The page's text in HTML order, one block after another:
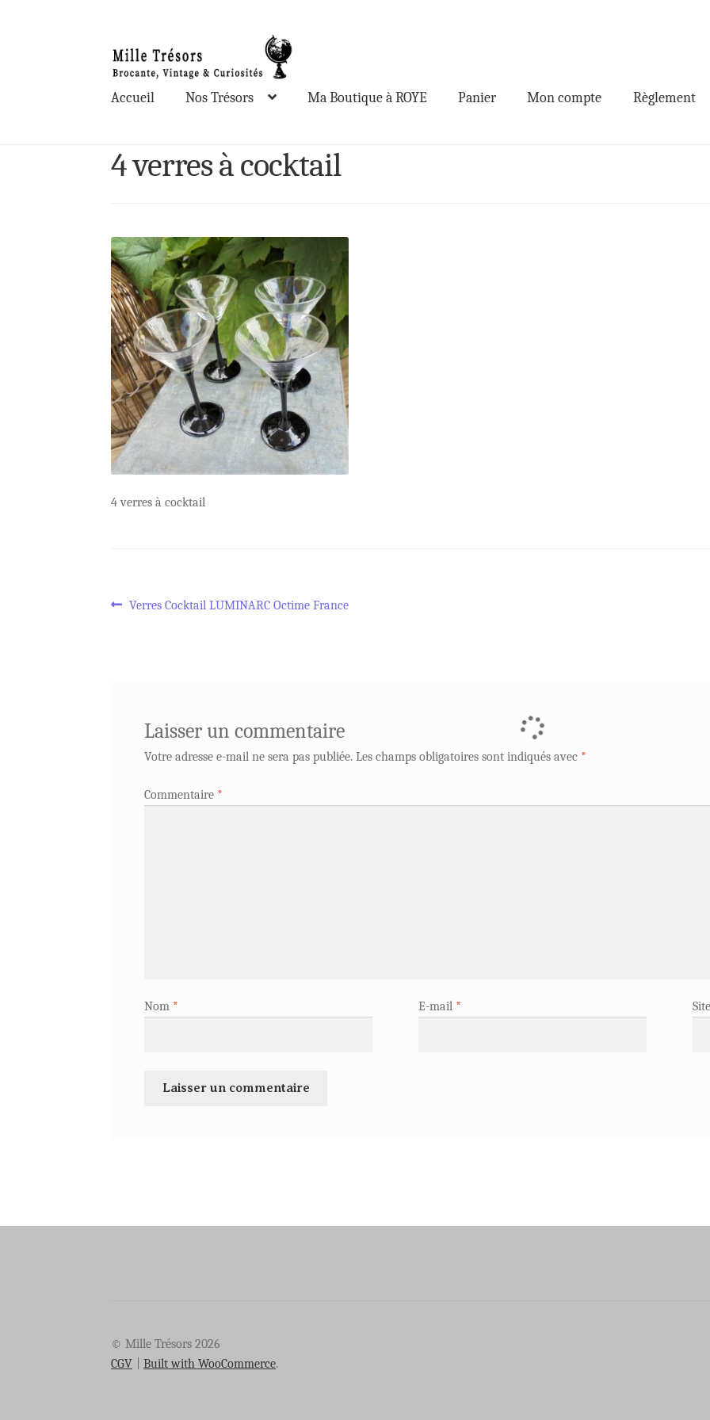
à
la
navigation
au
contenu
Accueil Nos Trésors Ma Boutique à ROYE Panier Mon compte Règlement
4 verres à cocktail
4 verres à cocktail
Navigation
Article
Verres Cocktail LUMINARC Octime France
Laisser un commentaire
Votre adresse e-mail ne sera pas publiée. Les champs obligatoires sont indiqués avec *
Commentaire *
Nom * E-mail *
© Mille Trésors 2026
CGV
Built with WooCommerce.